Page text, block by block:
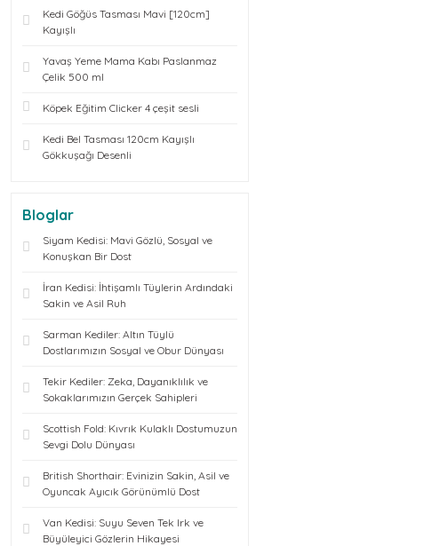
Kedi Göğüs Tasması Mavi [120cm]
Kayışlı
Yavaş Yeme Mama Kabı Paslanmaz
Çelik 500 ml
Köpek Eğitim Clicker 4 çeşit sesli
Kedi Bel Tasması 120cm Kayışlı
Gökkuşağı Desenli
Bloglar
Siyam Kedisi: Mavi Gözlü, Sosyal ve
Konuşkan Bir Dost
İran Kedisi: İhtişamlı Tüylerin Ardındaki
Sakin ve Asil Ruh
Sarman Kediler: Altın Tüylü
Dostlarımızın Sosyal ve Obur Dünyası
Tekir Kediler: Zeka, Dayanıklılık ve
Sokaklarımızın Gerçek Sahipleri
Scottish Fold: Kıvrık Kulaklı Dostumuzun
Sevgi Dolu Dünyası
British Shorthair: Evinizin Sakin, Asil ve
Oyuncak Ayıcık Görünümlü Dost
Van Kedisi: Suyu Seven Tek Irk ve
Büyüleyici Gözlerin Hikayesi